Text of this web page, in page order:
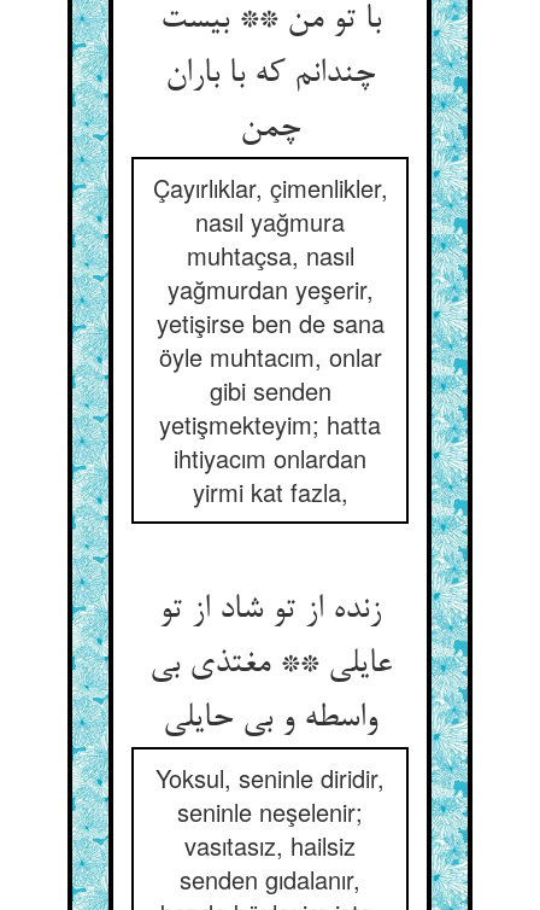
با تو من ** بیست
چندانم که با باران
چمن
Çayırlıklar, çimenlikler,
nasıl yağmura
muhtaçsa, nasıl
yağmurdan yeşerir,
yetişirse ben de sana
öyle muhtacım, onlar
gibi senden
yetişmekteyim; hatta
ihtiyacım onlardan
yirmi kat fazla,
زنده از تو شاد از تو
عایلی ** مغتذی بی
واسطه و بی حایلی
Yoksul, seninle diridir,
seninle neşelenir;
vasıtasız, hailsiz
senden gıdalanır,